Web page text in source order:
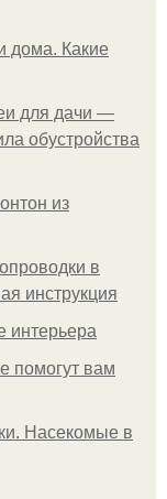
дома. Какие
для дачи —
обустройства
из
в
инструкция
интерьера
помогут вам
Насекомые в